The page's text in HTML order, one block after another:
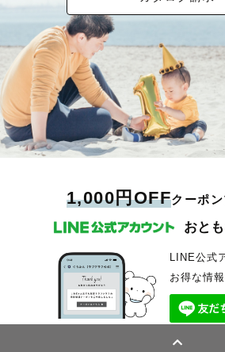
1,000円OFFクーポ
おと
LINE公式
お得な情